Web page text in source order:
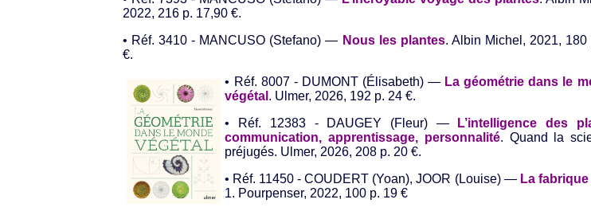
2022, 216 p. 17,90 €.
• Réf. 3410 - MANCUSO (Stefano) — Nous les plantes. Albin Michel, 2021, 180
€.
• Réf. 8007 - DUMONT (Élisabeth) — La géométrie dans le
végétal . Ulmer, 2026, 192 p. 24 €.
• Réf. 12383 - DAUGEY (Fleur) —
L’intelligence des pl
communication, apprentissage, personnalité. Quand la
préjugés. Ulmer, 2026, 208 p. 20 €.
• Réf. 11450 - COUDERT (Yoan), JOOR (Louise) —La fabrique
1. Pourpenser, 2022, 100 p. 19 €